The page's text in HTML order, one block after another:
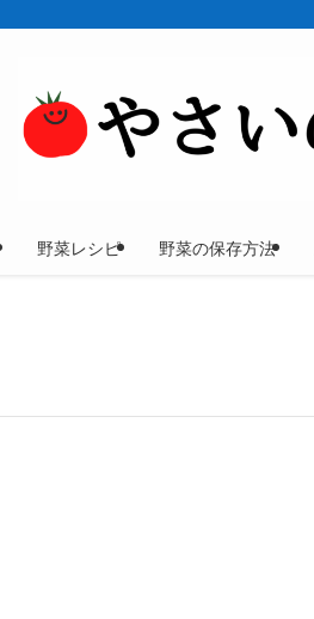
野菜レシピ 野菜の保存方法